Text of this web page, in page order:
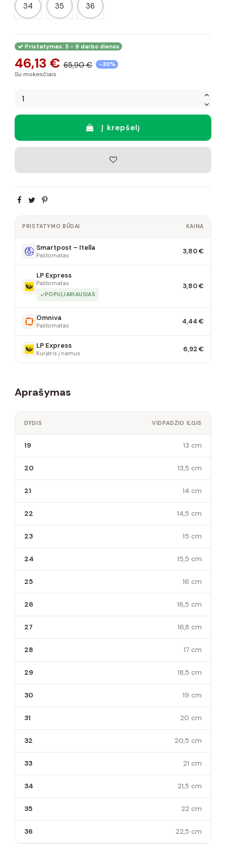
34 35 36
Pristatymas: 5 - 9 darbo dienos
46,13 € 65,90 € -30%
Su mokesčiais
Į krepšelį
PRISTATYMO BŪDAI KAINA
Smartpost – Itella
Paštomatas 3,80 €
LP Express
Paštomatas
POPULIARIAUSIAS
3,80 €
Omniva
Paštomatas 4,44 €
LP Express
Kurjeris į namus 6,92 €
Aprašymas
DYDIS VIDPADŽIO ILGIS
19 13 cm
20 13,5 cm
21 14 cm
22 14,5 cm
23 15 cm
24 15,5 cm
25 16 cm
26 16,5 cm
27 16,8 cm
28 17 cm
29 18,5 cm
30 19 cm
31 20 cm
32 20,5 cm
33 21 cm
34 21,5 cm
35 22 cm
36 22,5 cm